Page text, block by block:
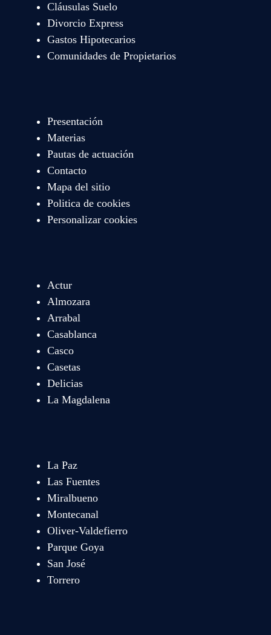
Cláusulas Suelo
Divorcio Express
Gastos Hipotecarios
Comunidades de Propietarios
Presentación
Materias
Pautas de actuación
Contacto
Mapa del sitio
Politica de cookies
Personalizar cookies
Actur
Almozara
Arrabal
Casablanca
Casco
Casetas
Delicias
La Magdalena
La Paz
Las Fuentes
Miralbueno
Montecanal
Oliver-Valdefierro
Parque Goya
San José
Torrero